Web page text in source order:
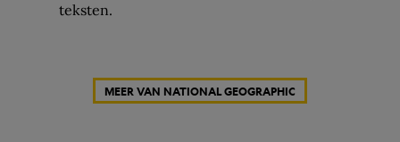
teksten.
MEER VAN NATIONAL GEOGRAPHIC